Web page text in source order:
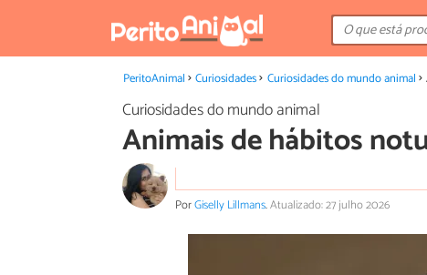
PeritoAnimal Curiosidades Curiosidades do mundo animal
Curiosidades do mundo animal
Animais de hábitos
PorGiselly Lillmans.Atualizado: 27 julho 2026